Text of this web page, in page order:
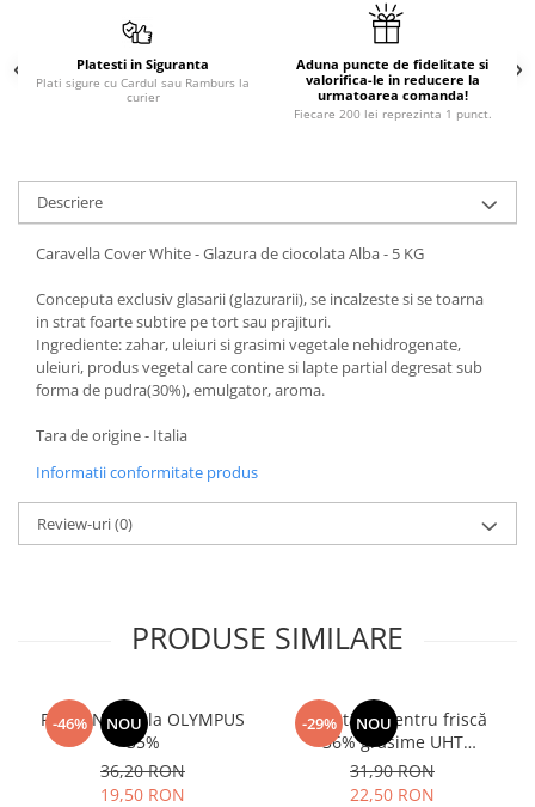
Platesti in Siguranta
Plati sigure cu Cardul sau Ramburs la
curier
Aduna puncte de fidelitate si
valorifica-le in reducere la
urmatoarea comanda!
Fiecare 200 lei reprezinta 1 punct.
Descriere
Caravella Cover White - Glazura de ciocolata Alba - 5 KG
Conceputa exclusiv glasarii (glazurarii), se incalzeste si se toarna
in strat foarte subtire pe tort sau prajituri.
Ingrediente: zahar, uleiuri si grasimi vegetale nehidrogenate,
uleiuri, produs vegetal care contine si lapte partial degresat sub
forma de pudra(30%), emulgator, aroma.
Tara de origine - Italia
Informatii conformitate produs
Review-uri(0)
PRODUSE SIMILARE
-46% NOU
Frisca Naturala OLYMPUS
35%
36,20 RON
19,50 RON
-29% NOU
Smântână pentru friscă
36% grăsime UHT
MLEKOVITA
31,90 RON
22,50 RON